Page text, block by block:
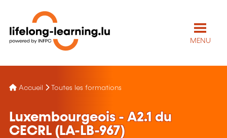
MENU
Accueil Toutes les formations
Luxembourgeois - A2.1 du
CECRL (LA-LB-967)